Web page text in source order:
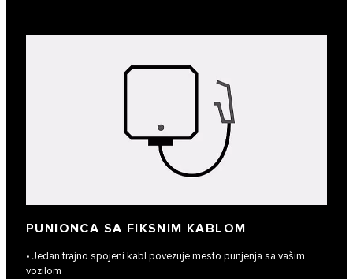
PUNIONCA SA FIKSNIM KABLOM
• Jedan trajno spojeni kabl povezuje mesto punjenja sa vašim
vozilom